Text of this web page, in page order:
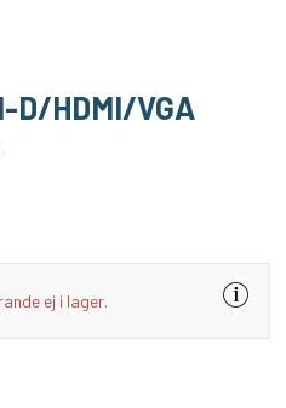
D/HDMI/VGA
ej i lager.